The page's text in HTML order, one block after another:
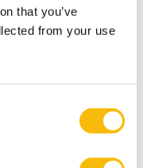
that you’ve
from your use